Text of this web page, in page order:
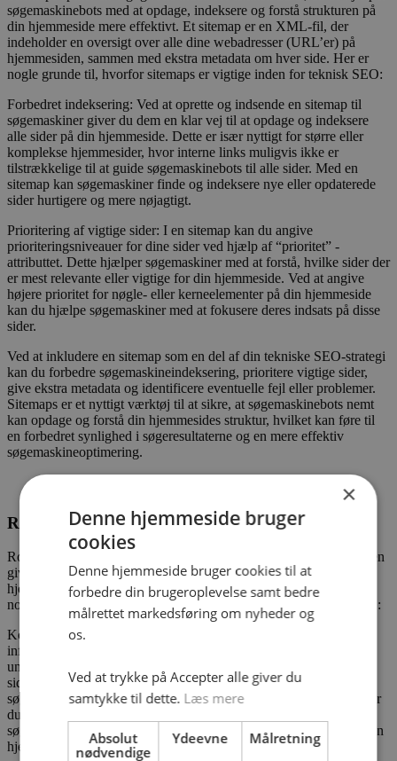
søgemaskinebots med at opdage, indeksere og forstå strukturen på
din hjemmeside mere effektivt. Et sitemap er en XML-fil, der
indeholder en oversigt over alle dine webadresser (URL’er) på
hjemmesiden, sammen med ekstra metadata om hver side. Her er
nogle grunde til, hvorfor sitemaps er vigtige inden for teknisk SEO:
Forbedret indeksering: Ved at oprette og indsende en sitemap til
søgemaskiner giver du dem en klar vej til at opdage og indeksere
alle sider på din hjemmeside. Dette er især nyttigt for større eller
komplekse hjemmesider, hvor interne links muligvis ikke er
tilstrækkelige til at guide søgemaskinebots til alle sider. Med en
sitemap kan søgemaskiner finde og indeksere nye eller opdaterede
sider hurtigere og mere nøjagtigt.
Prioritering af vigtige sider: I en sitemap kan du angive
prioriteringsniveauer for dine sider ved hjælp af “prioritet” -
attributtet. Dette hjælper søgemaskiner med at forstå, hvilke sider der
er mest relevante eller vigtige for din hjemmeside. Ved at angive
højere prioritet for nøgle- eller kerneelementer på din hjemmeside
kan du hjælpe søgemaskiner med at fokusere deres indsats på disse
sider.
Ved at inkludere en sitemap som en del af din tekniske SEO-strategi
kan du forbedre søgemaskineindeksering, prioritere vigtige sider,
give ekstra metadata og identificere eventuelle fejl eller problemer.
Sitemaps er et nyttigt værktøj til at sikre, at søgemaskinebots nemt
kan opdage og forstå din hjemmesides struktur, hvilket kan føre til
en forbedret synlighed i søgeresultaterne og en mere effektiv
søgemaskineoptimering.
Robots.txt
Robots.txt-filen spiller en vigtig rolle inden for teknisk SEO, da den
giver dig mulighed for at styre, hvilke sider og ressourcer på din
hjemmeside der skal tilgås eller undgås af søgemaskinerne. Her er
nogle grunde til, hvorfor robots.txt er vigtig inden for teknisk SEO:
Kontrol over indeksering: Ved at bruge en robots.txt-fil kan du
informere søgemaskinebots om, hvilke sider og mapper der skal
undgås eller blokeres for indeksering. Dette er nyttigt, hvis du har
sider eller ressourcer, som du ikke ønsker at blive vist i
søgeresultaterne, såsom takkesider, login-sider, private mapper eller
duplikeret indhold. Ved at styre indekseringen kan du sikre, at
søgemaskiner fokuserer på de mest relevante og vigtige sider på din
hjemmeside.
×
Denne hjemmeside bruger
cookies
Denne hjemmeside bruger cookies til at
forbedre din brugeroplevelse samt bedre
målrettet markedsføring om nyheder og
os.
Ved at trykke på Accepter alle giver du
samtykke til dette. Læs mere
Absolut
nødvendige
Ydeevne Målretning